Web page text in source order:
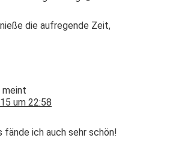
die aufre­gende Zeit,
meint
um 22:58
fände ich auch sehr schön!